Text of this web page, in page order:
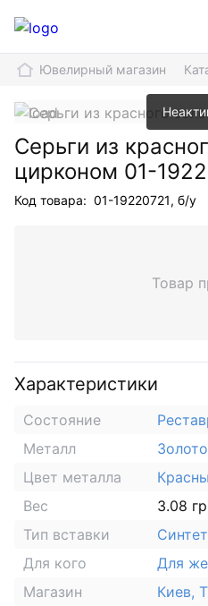
Ювелирный магазин
Серьги из
цирконом 01-
Код товара: 01-19220721, б/у
Товар
Характеристики
Состояние
Металл
Цвет металла
Вес
3.08
Тип вставки
Для кого
Для
Магазин
Киев,